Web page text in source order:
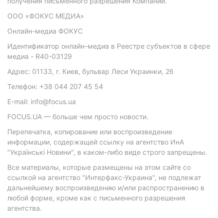
ООО «ФОКУС МЕДИА»
Онлайн-медиа ФОКУС
Идентификатор онлайн-медиа в Реестре субъектов в сфере
медиа - R40-03129
Адрес: 01133, г. Киев, бульвар Леси Украинки, 26
Телефон: +38 044 207 45 54
E-mail: info@focus.ua
FOCUS.UA — больше чем просто новости.
Перепечатка, копирование или воспроизведение
информации, содержащей ссылку на агентство ИнА
"Українські Новини", в каком-либо виде строго запрещены.
Все материалы, которые размещены на этом сайте со
ссылкой на агентство "Интерфакс-Украина", не подлежат
дальнейшему воспроизведению и/или распространению в
любой форме, кроме как с письменного разрешения
агентства.